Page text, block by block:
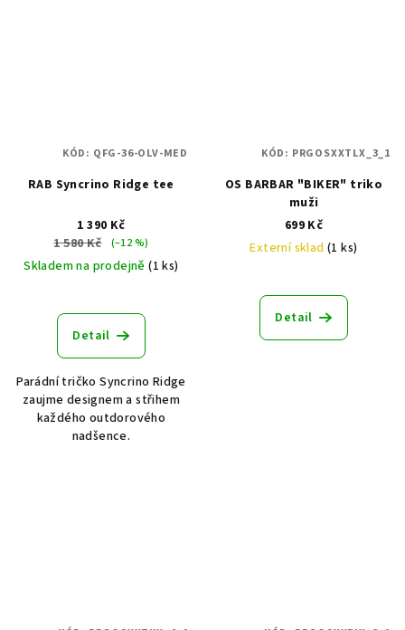
RAB Syncrino Ridge tee
1 390 Kč
1 580 Kč
(–12 %)
Skladem na prodejně(1 ks)
Detail
Parádní tričko Syncrino Ridge
zaujme designem a střihem
každého outdorového
nadšence.
KÓD: QFG-36-OLV-MED
OS BARBAR "BIKER" triko
muži
699 Kč
Externí sklad(1 ks)
Detail
KÓD: PRGOSXXTLX_3_1